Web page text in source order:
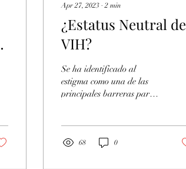
Apr 27, 2023 ∙2 min
¿Estatus Neutral de
VIH?
Se ha identificado al
estigma como una de las
principales barreras para el
68 0